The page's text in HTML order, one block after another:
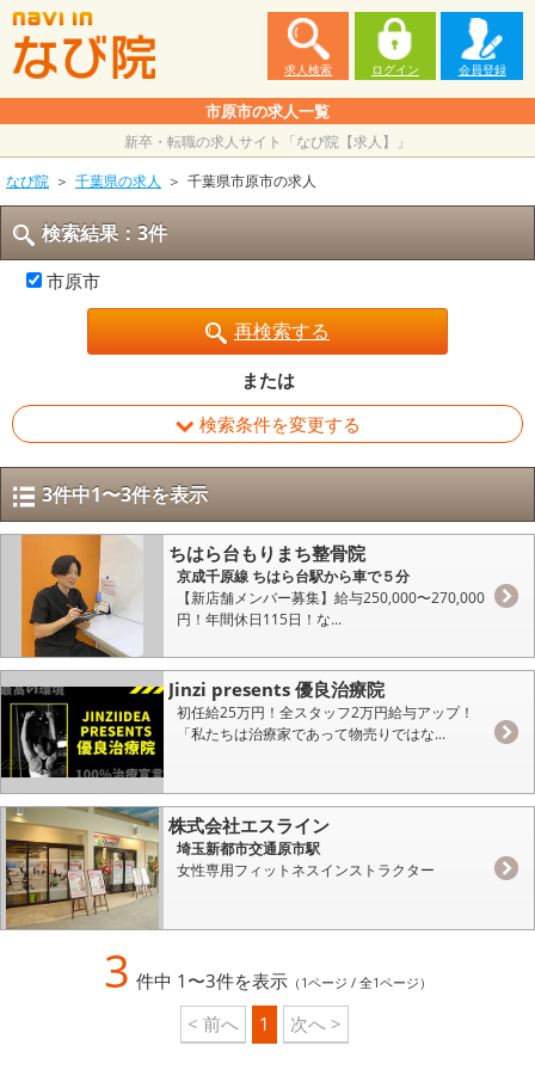
求人検索 ログイン 会員登録
市原市の求人一覧
新卒・転職の求人サイト「なび院【求人】」
なび院
千葉県の求人 千葉県市原市の求人
検索結果：3件
市原市
再検索する
または
検索条件を変更する
3件中1〜3件を表示
ちはら台もりまち整骨院
京成千原線 ちはら台駅から車で５分
【新店舗メンバー募集】給与250,000〜270,000
円！年間休日115日！な...
Jinzi presents 優良治療院
初任給25万円！全スタッフ2万円給与アップ！
「私たちは治療家であって物売りではな...
株式会社エスライン
埼玉新都市交通原市駅
女性専用フィットネスインストラクター
3 件中 1〜3件を表示（1ページ / 全1ページ）
< 前へ 1 次へ >